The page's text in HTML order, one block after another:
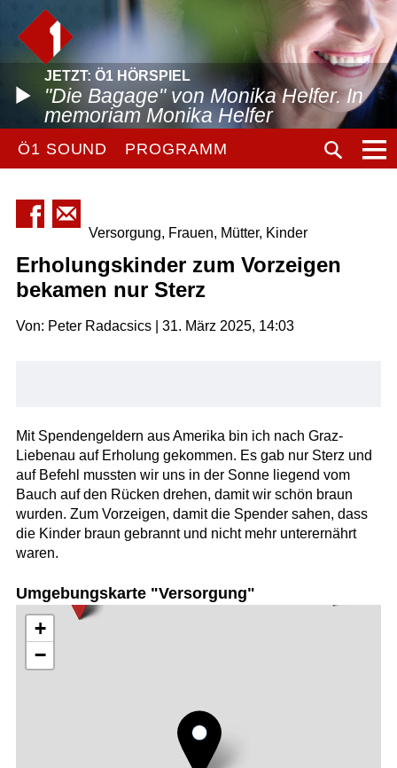
JETZT: Ö1 HÖRSPIEL
"Die Bagage" von Monika Helfer. In
memoriam Monika Helfer
Ö1 SOUND PROGRAMM
Versorgung, Frauen, Mütter, Kinder
Erholungskinder zum Vorzeigen
bekamen nur Sterz
Von: Peter Radacsics | 31. März 2025, 14:03
Mit Spendengeldern aus Amerika bin ich nach Graz-
Liebenau auf Erholung gekommen. Es gab nur Sterz und
auf Befehl mussten wir uns in der Sonne liegend vom
Bauch auf den Rücken drehen, damit wir schön braun
wurden. Zum Vorzeigen, damit die Spender sahen, dass
die Kinder braun gebrannt und nicht mehr unterernährt
waren.
Umgebungskarte "Versorgung"
+
−